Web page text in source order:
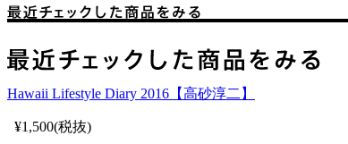
Hawaii Lifestyle Diary 2016【高砂淳二】
¥1,500(税抜)